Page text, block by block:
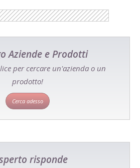
Aziende e Prodotti
per cercare un'azienda o un
prodotto!
Cerca adesso
risponde